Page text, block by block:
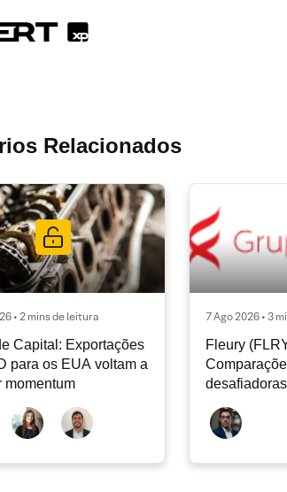
Relacionados
• 2 mins de leitura
Capital: Exportações
para os EUA voltam a
momentum
7 Ago 2026 • 3
Fleury
atuais